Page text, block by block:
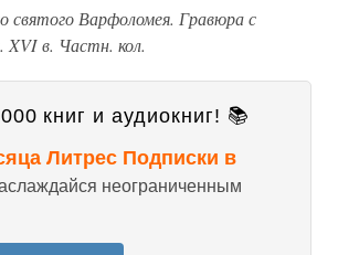
святого Варфоломея. Гравюра с
в. Частн. кол.
книг и аудиокниг! 📚
Литрес Подписки в
неограниченным